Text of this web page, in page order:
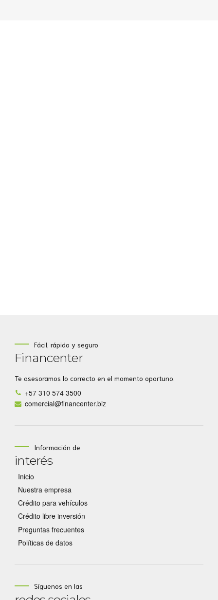
Fácil, rápido y seguro
Financenter
Te asesoramos lo correcto en el momento oportuno.
+57 310 574 3500
comercial@financenter.biz
Información de
interés
Inicio
Nuestra empresa
Crédito para vehículos
Crédito libre inversión
Preguntas frecuentes
Políticas de datos
Síguenos en las